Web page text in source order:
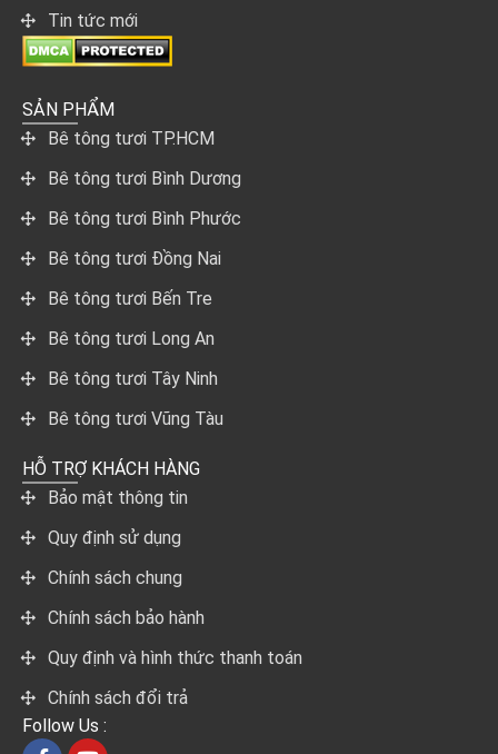
Tin tức mới
SẢN PHẨM
Bê tông tươi TP.HCM
Bê tông tươi Bình Dương
Bê tông tươi Bình Phước
Bê tông tươi Đồng Nai
Bê tông tươi Bến Tre
Bê tông tươi Long An
Bê tông tươi Tây Ninh
Bê tông tươi Vũng Tàu
HỖ TRỢ KHÁCH HÀNG
Bảo mật thông tin
Quy định sử dụng
Chính sách chung
Chính sách bảo hành
Quy định và hình thức thanh toán
Chính sách đổi trả
Follow Us :